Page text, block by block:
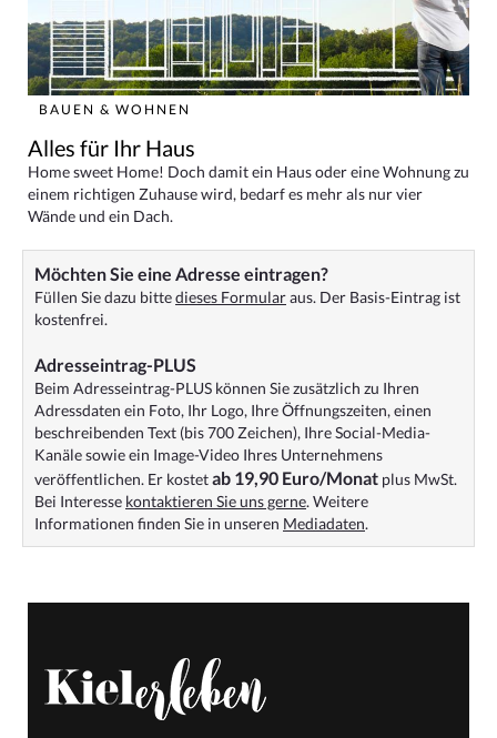
BAUEN & WOHNEN
Alles für Ihr Haus
Home sweet Home! Doch damit ein Haus oder eine Wohnung zu
einem richtigen Zuhause wird, bedarf es mehr als nur vier
Wände und ein Dach.
Möchten Sie eine Adresse eintragen?
Füllen Sie dazu bittedieses Formularaus. Der Basis-Eintrag ist
kostenfrei.
Adresseintrag-PLUS
Beim Adresseintrag-PLUS können Sie zusätzlich zu Ihren
Adressdaten ein Foto, Ihr Logo, Ihre Öffnungszeiten, einen
beschreibenden Text (bis 700 Zeichen), Ihre Social-Media-
Kanäle sowie ein Image-Video Ihres Unternehmens
veröffentlichen. Er kostetab 19,90 Euro/Monat plus MwSt.
Bei Interesse kontaktieren Sie uns gerne. Weitere
Informationen finden Sie in unseren Mediadaten.